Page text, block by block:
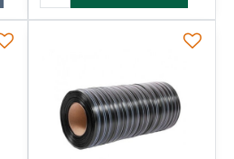
rovnomerným rozdelením vody.